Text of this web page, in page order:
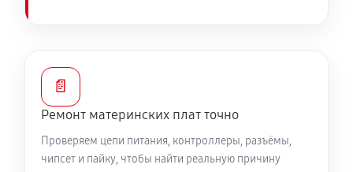
📄
Ремонт материнских плат точно
Проверяем цепи питания, контроллеры, разъёмы,
чипсет и пайку, чтобы найти реальную причину